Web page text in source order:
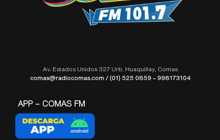
Av. Estados Unidos 327 Urb. Huaquillay, Comas
comas@radiocomas.com / (01) 525 0859 – 998173104
APP – COMAS FM